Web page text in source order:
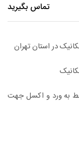
تماس بگیرید
در استان تهران
به ورد و اکسل جهت